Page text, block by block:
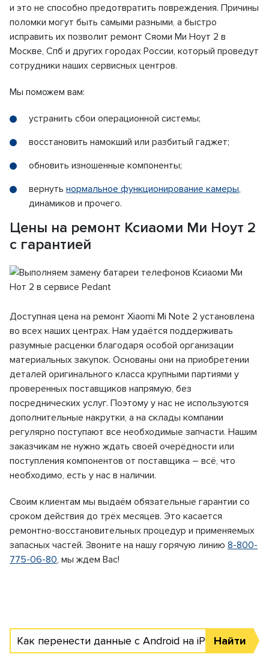
и это не способно предотвратить повреждения. Причины
поломки могут быть самыми разными, а быстро
исправить их позволит ремонт Сяоми Ми Ноут 2 в
Москве, Спб и других городах России, который проведут
сотрудники наших сервисных центров.
Мы поможем вам:
устранить сбои операционной системы;
восстановить намокший или разбитый гаджет;
обновить изношенные компоненты;
вернуть нормальное функционирование камеры,
динамиков и прочего.
Цены на ремонт Ксиаоми Ми Ноут 2
с гарантией
Доступная цена на ремонт Xiaomi Mi Note 2 установлена
во всех наших центрах. Нам удаётся поддерживать
разумные расценки благодаря особой организации
материальных закупок. Основаны они на приобретении
деталей оригинального класса крупными партиями у
проверенных поставщиков напрямую, без
посреднических услуг. Поэтому у нас не используются
дополнительные накрутки, а на склады компании
регулярно поступают все необходимые запчасти. Нашим
заказчикам не нужно ждать своей очерёдности или
поступления компонентов от поставщика – всё, что
необходимо, есть у нас в наличии.
Своим клиентам мы выдаём обязательные гарантии со
сроком действия до трёх месяцев. Это касается
ремонтно-восстановительных процедур и применяемых
запасных частей. Звоните на нашу горячую линию 8-800-
775-06-80, мы ждем Вас!
Как перенести данные с Android на iPhoneНайти